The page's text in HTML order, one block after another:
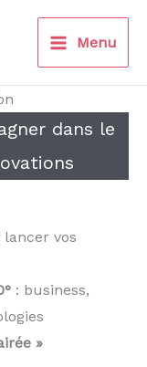
Menu
dans le
vos
: business,
»